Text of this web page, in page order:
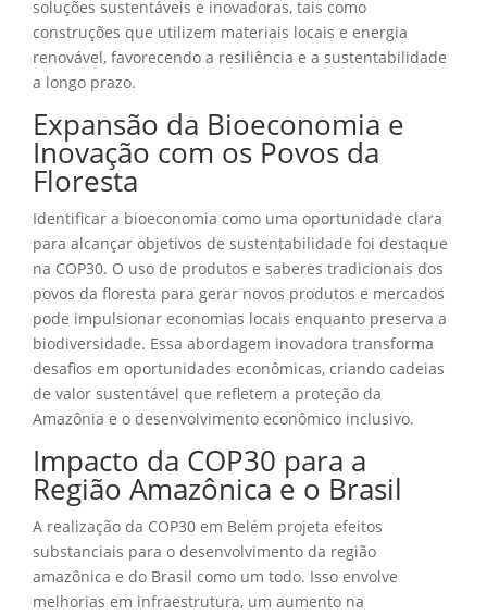
soluções sustentáveis e inovadoras, tais como
construções que utilizem materiais locais e energia
renovável, favorecendo a resiliência e a sustentabilidade
a longo prazo.
Expansão da Bioeconomia e
Inovação com os Povos da
Floresta
Identificar a bioeconomia como uma oportunidade clara
para alcançar objetivos de sustentabilidade foi destaque
na COP30. O uso de produtos e saberes tradicionais dos
povos da floresta para gerar novos produtos e mercados
pode impulsionar economias locais enquanto preserva a
biodiversidade. Essa abordagem inovadora transforma
desafios em oportunidades econômicas, criando cadeias
de valor sustentável que refletem a proteção da
Amazônia e o desenvolvimento econômico inclusivo.
Impacto da COP30 para a
Região Amazônica e o Brasil
A realização da COP30 em Belém projeta efeitos
substanciais para o desenvolvimento da região
amazônica e do Brasil como um todo. Isso envolve
melhorias em infraestrutura, um aumento na